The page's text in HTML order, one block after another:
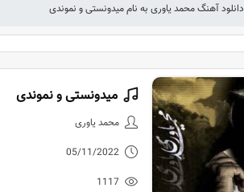
دانلود آهنگ محمد یاوری به نام میدونستی و نموندی
دانلود آهنگ
میدونستی و نموندی
محمد یاوری
05/11/2022
1117